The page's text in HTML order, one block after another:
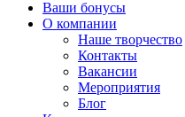
Ваши бонусы
О компании
Наше творчество
Контакты
Вакансии
Мероприятия
Блог